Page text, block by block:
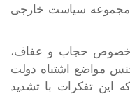
مجموعه سیاست خارجی
خصوص حجاب و عفاف،
مواضع اشتباه دولت
این تفکرات با تشدید